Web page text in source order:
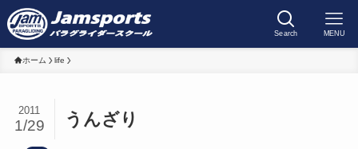
Search MENU
ホーム life
うんざり
2011
1/29